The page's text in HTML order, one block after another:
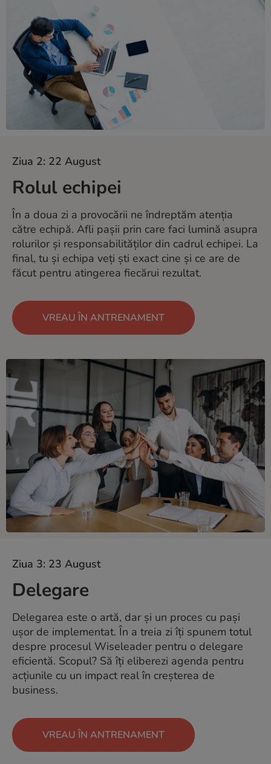
Ziua 2: 22 August
Rolul echipei
În a doua zi a provocării ne îndreptăm atenția
către echipă. Afli pașii prin care faci lumină asupra
rolurilor și responsabilităților din cadrul echipei. La
final, tu și echipa veți ști exact cine și ce are de
făcut pentru atingerea fiecărui rezultat.
VREAU ÎN ANTRENAMENT
Ziua 3: 23 August
Delegare
Delegarea este o artă, dar și un proces cu pași
ușor de implementat. În a treia zi îți spunem totul
despre procesul Wiseleader pentru o delegare
eficientă. Scopul? Să îți eliberezi agenda pentru
acțiunile cu un impact real în creșterea de
business.
VREAU ÎN ANTRENAMENT